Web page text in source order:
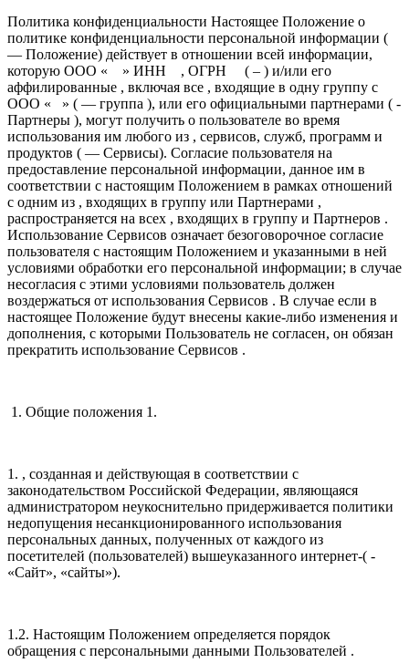
Политика конфиденциальности Настоящее Положение о
политике конфиденциальности персональной информации (
— Положение) действует в отношении всей информации,
которую ООО « » ИНН , ОГРН ( – ) и/или его
аффилированные , включая все , входящие в одну группу с
ООО « » ( — группа ), или его официальными партнерами ( -
Партнеры ), могут получить о пользователе во время
использования им любого из , сервисов, служб, программ и
продуктов ( — Сервисы). Согласие пользователя на
предоставление персональной информации, данное им в
соответствии с настоящим Положением в рамках отношений
с одним из , входящих в группу или Партнерами ,
распространяется на всех , входящих в группу и Партнеров .
Использование Сервисов означает безоговорочное согласие
пользователя с настоящим Положением и указанными в ней
условиями обработки его персональной информации; в случае
несогласия с этими условиями пользователь должен
воздержаться от использования Сервисов . В случае если в
настоящее Положение будут внесены какие-либо изменения и
дополнения, с которыми Пользователь не согласен, он обязан
прекратить использование Сервисов .
1. Общие положения 1.
1. , созданная и действующая в соответствии с
законодательством Российской Федерации, являющаяся
администратором неукоснительно придерживается политики
недопущения несанкционированного использования
персональных данных, полученных от каждого из
посетителей (пользователей) вышеуказанного интернет-( -
«Сайт», «сайты»).
1.2. Настоящим Положением определяется порядок
обращения с персональными данными Пользователей .